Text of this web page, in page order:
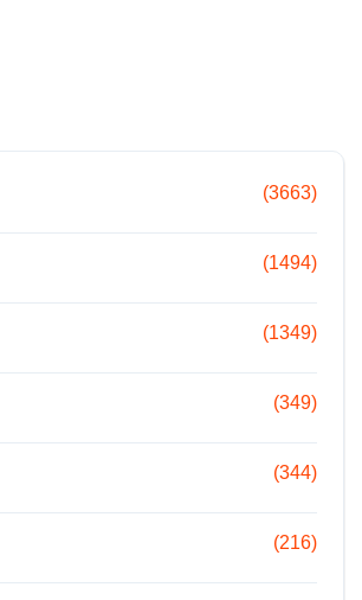
(3663)
(1494)
(1349)
(349)
(344)
(216)